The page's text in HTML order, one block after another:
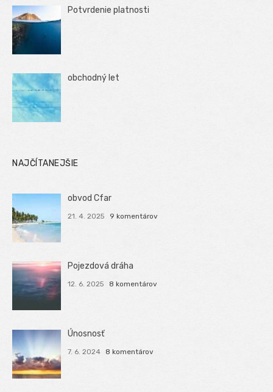
Potvrdenie platnosti
obchodný let
NAJČÍTANEJŠIE
obvod Cfar
21. 4. 2025 9 komentárov
Pojezdová dráha
12. 6. 2025 8 komentárov
Únosnosť
7. 6. 2024 8 komentárov